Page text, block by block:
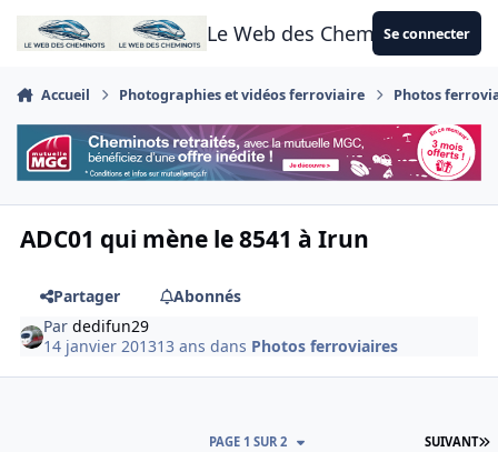
Aller au contenu
Le Web des CheminotsSe connecter
Accueil Photographies et vidéos ferroviaire Photos
ADC01 qui mène le 8541 à Irun
Partager
Abonnés
Pardedifun29
14 janvier 201313 ans dans Photos ferroviaires
SUIVANT
PAGE 1 SUR 2